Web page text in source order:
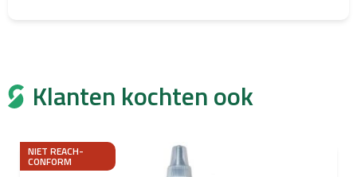
Klanten kochten ook
NIET REACH-
CONFORM